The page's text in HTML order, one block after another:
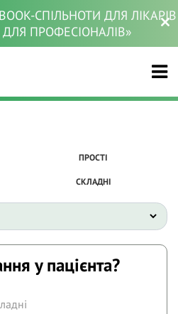
СПІЛЬНОТИ ДЛЯ ЛІКАРІВ
ПРОФЕСІОНАЛІВ»
ПРОСТІ
СКЛАДНІ
у пацієнта?